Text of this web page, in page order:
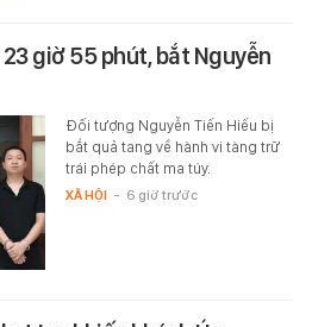
giờ 55 phút, bắt Nguyễn
Đối tượng Nguyễn Tiến Hiếu bị
bắt quả tang về hành vi tàng trữ
trái phép chất ma túy.
XÃ HỘI - 6 giờ trước